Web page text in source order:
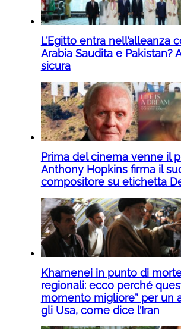
L’Egitto entra nell’alleanza
Arabia Saudita e Pakistan?
sicura
Prima del cinema venne il
Anthony Hopkins firma il
compositore su etichetta
Khamenei in punto di
regionali: ecco perché
momento migliore” per un
gli Usa, come dice l’Iran